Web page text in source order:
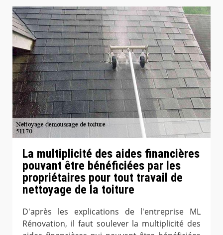
La multiplicité des aides financières
pouvant être bénéficiées par les
propriétaires pour tout travail de
nettoyage de la toiture
D'après les explications de l'entreprise ML
Rénovation, il faut soulever la multiplicité des